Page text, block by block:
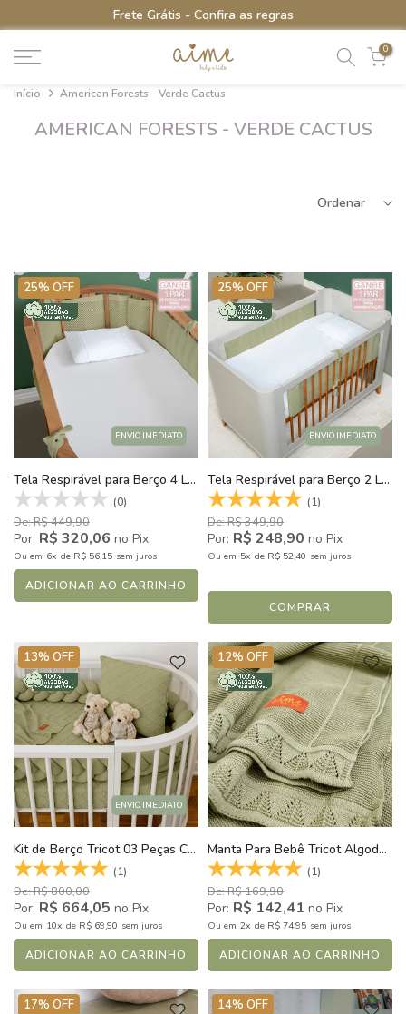
o
5% de CASHBACK em todo o site
0
Início American Forests - Verde Cactus
AMERICAN FORESTS - VERDE CACTUS
Ordenar
ENVIO IMEDIATO
25% OFF
Tela Respirável para Berço 4 Lados em Tricot 100% Algodão Sustentável Flow Verde Cactus
(0)
De: R$ 449,90
Por: R$ 320,06 no Pix
Ou em 6x de R$ 56,15 sem juros
ADICIONAR AO CARRINHO
ENVIO IMEDIATO
25% OFF
Tela Respirável para Berço 2 Lados em Tricot 100% Algodão Sustentável Flow Verde Cactus
(1)
De: R$ 349,90
Por: R$ 248,90 no Pix
Ou em 5x de R$ 52,40 sem juros
COMPRAR
ENVIO IMEDIATO
13% OFF
Kit de Berço Tricot 03 Peças Cozy Cottage Verde Cactus
(1)
De: R$ 800,00
Por: R$ 664,05 no Pix
Ou em 10x de R$ 69,90 sem juros
ADICIONAR AO CARRINHO
12% OFF
Manta Para Bebê Tricot Algodão Forest Verde Cactus
(1)
De: R$ 169,90
Por: R$ 142,41 no Pix
Ou em 2x de R$ 74,95 sem juros
ADICIONAR AO CARRINHO
17% OFF 14% OFF